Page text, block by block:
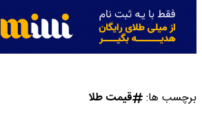
برچسب ها: قیمت طلا